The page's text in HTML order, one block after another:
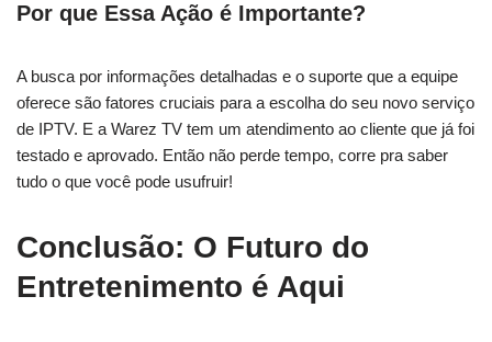
Por que Essa Ação é Importante?
A busca por informações detalhadas e o suporte que a equipe
oferece são fatores cruciais para a escolha do seu novo serviço
de IPTV. E a Warez TV tem um atendimento ao cliente que já foi
testado e aprovado. Então não perde tempo, corre pra saber
tudo o que você pode usufruir!
Conclusão: O Futuro do
Entretenimento é Aqui